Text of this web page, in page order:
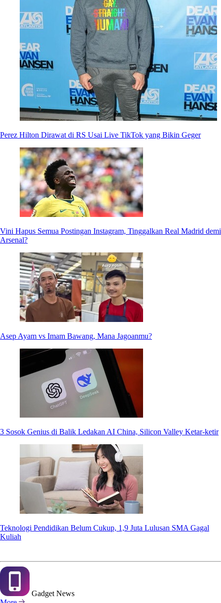
Perez Hilton Dirawat di RS Usai Live TikTok yang Bikin Geger
Vini Hapus Semua Postingan Instagram, Tinggalkan Real Madrid demi
Arsenal?
Asep Ayam vs Imam Bawang, Mana Jagoanmu?
3 Sosok Genius di Balik Ledakan AI China, Silicon Valley Ketar-ketir
Teknologi Pendidikan Belum Cukup, 1,9 Juta Lulusan SMA Gagal
Kuliah
Gadget News